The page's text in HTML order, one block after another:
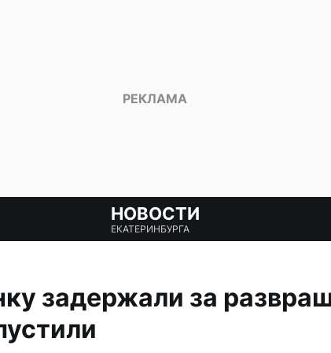
НОВОСТИ
ЕКАТЕРИНБУРГА
задержали за